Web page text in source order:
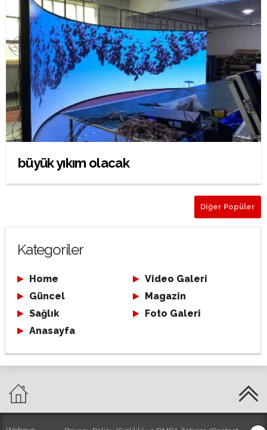
büyük yıkım olacak
Diğer Popüler
Kategoriler
Home
Video Galeri
Güncel
Magazin
Sağlık
Foto Galeri
Anasayfa